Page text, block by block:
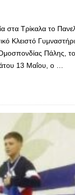
στα Τρίκαλα το
Κλειστό
Πάλης,
13 Μαΐου, ο …